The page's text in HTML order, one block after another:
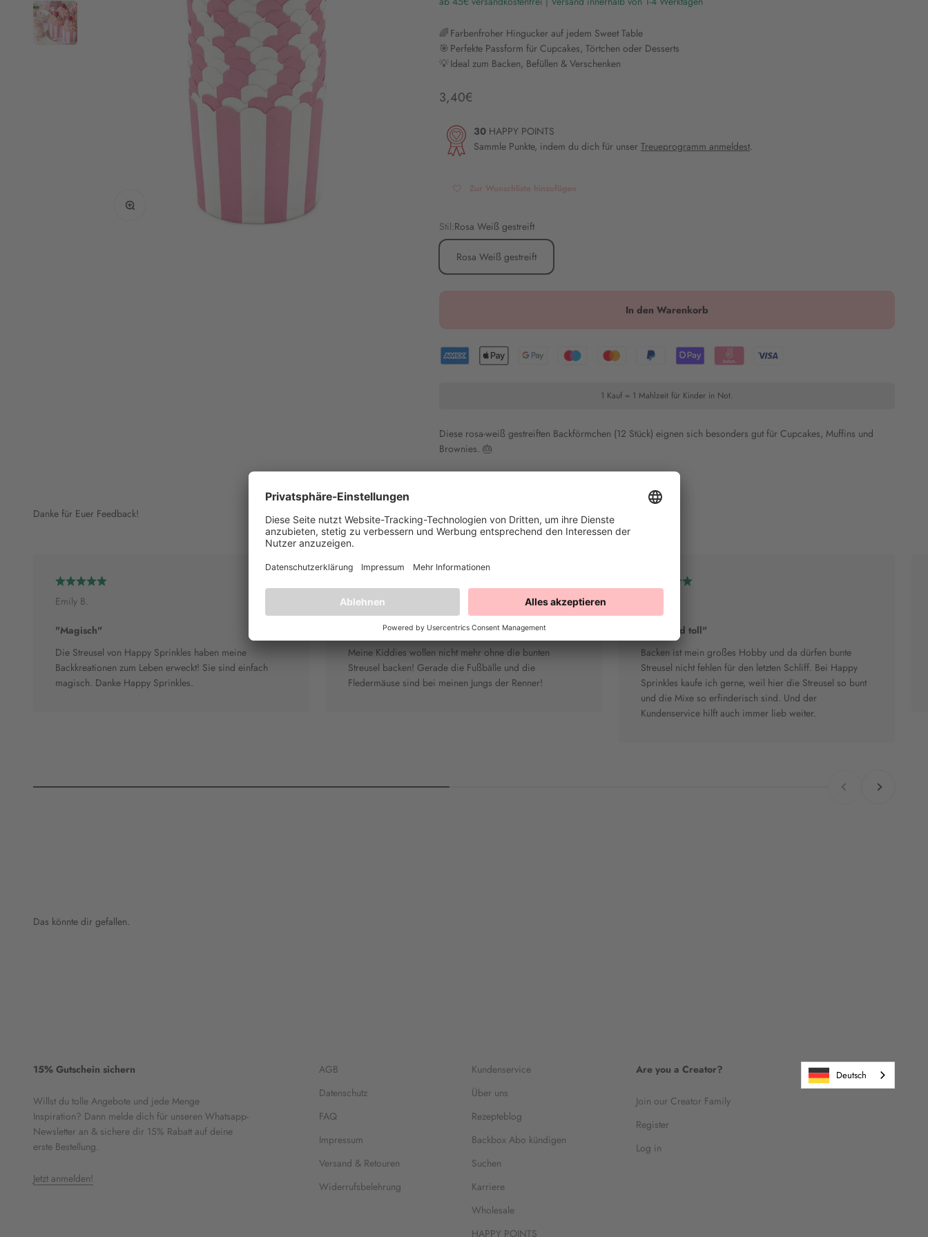
🌈 Farbenfroher Hingucker auf jedem Sweet Table
🎯 Perfekte Passform für Cupcakes, Törtchen oder Desserts
💡 Ideal zum Backen, Befüllen & Verschenken
Angebot
3,40€
30 HAPPY POINTS
Sammle Punkte, indem du dich für unser Treueprogramm anmeldest.
Stil:Rosa Weiß gestreift
Rosa Weiß gestreift
In den Warenkorb
1 Kauf = 1 Mahlzeit für Kinder in Not.
Diese rosa-weiß gestreiften Backförmchen (12 Stück) eignen sich besonders gut für Cupcakes, Muffins und
Brownies. 🎂
Danke für Euer Feedback!
Emily B.
"Magisch"
Die Streusel von Happy Sprinkles haben meine
Backkreationen zum Leben erweckt! Sie sind einfach
magisch. Danke Happy Sprinkles.
Heike T.
"Nicht mehr ohne"
Meine Kiddies wollen nicht mehr ohne die bunten
Streusel backen! Gerade die Fußbälle und die
Fledermäuse sind bei meinen Jungs der Renner!
"Bunt und toll"
Backen ist mein großes Hobby und da dürfen bunte
Streusel nicht fehlen für den letzten Schliff. Bei Happy
Sprinkles kaufe ich gerne, weil hier die Streusel so bunt
und die Mixe so erfinderisch sind. Und der
Kundenservice hilft auch immer lieb weiter.
Das könnte dir gefallen.
15% Gutschein sichern
Willst du tolle Angebote und jede Menge
Inspiration? Dann melde dich für unseren Whatsapp-
Newsletter an & sichere dir 15% Rabatt auf deine
erste Bestellung.
Jetzt anmelden!
AGB
Datenschutz
FAQ
Impressum
Versand & Retouren
Widerrufsbelehrung
Kundenservice
Über uns
Rezepteblog
Backbox Abo kündigen
Suchen
Karriere
Wholesale
HAPPY POINTS
Are you a Creator?
Join our Creator Family
Register
Log in
Deutsch